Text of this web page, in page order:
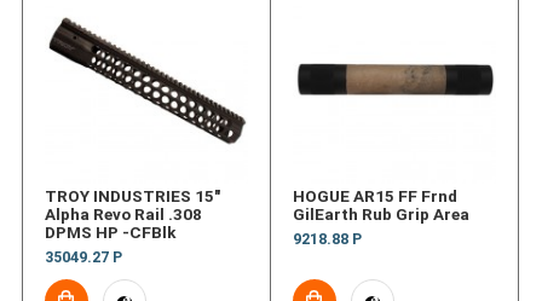
TROY INDUSTRIES 15"
Alpha Revo Rail .308
DPMS HP -CFBlk
35049.27 Р
HOGUE AR15 FF Frnd
GilEarth Rub Grip Area
9218.88 Р